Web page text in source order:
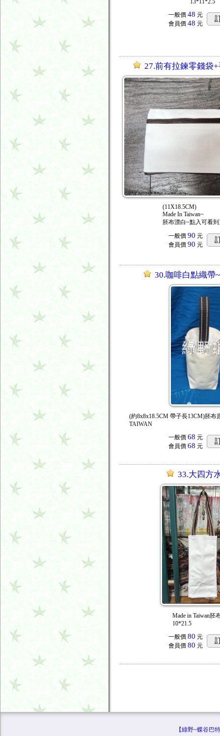
13*11*2.5
一般價 48 元
會員價 48 元
27.前有拉鍊零錢袋
(11X18.5CM)
Made In Taiwan~
胚布漂白~點入可看
一般價 90 元
會員價 90 元
30.咖啡白點織帶
(約8x8x18.5CM 帶子長13CM)胚
TAIWAN
一般價 68 元
會員價 68 元
33.大四方
Made in Taiwan胚
10*21.5
一般價 80 元
會員價 80 元
【綠野~蝶谷巴